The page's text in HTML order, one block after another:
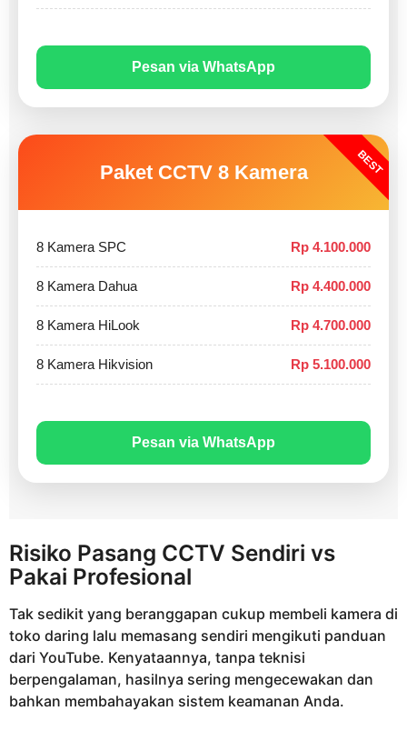
Pesan via WhatsApp
BEST
Paket CCTV 8 Kamera
8 Kamera SPC Rp 4.100.000
8 Kamera Dahua Rp 4.400.000
8 Kamera HiLook Rp 4.700.000
8 Kamera Hikvision Rp 5.100.000
Pesan via WhatsApp
Risiko Pasang CCTV Sendiri vs
Pakai Profesional
Tak sedikit yang beranggapan cukup membeli kamera di
toko daring lalu memasang sendiri mengikuti panduan
dari YouTube. Kenyataannya, tanpa teknisi
berpengalaman, hasilnya sering mengecewakan dan
bahkan membahayakan sistem keamanan Anda.